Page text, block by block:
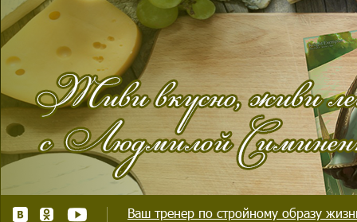
Ваш тренер по стройному образу